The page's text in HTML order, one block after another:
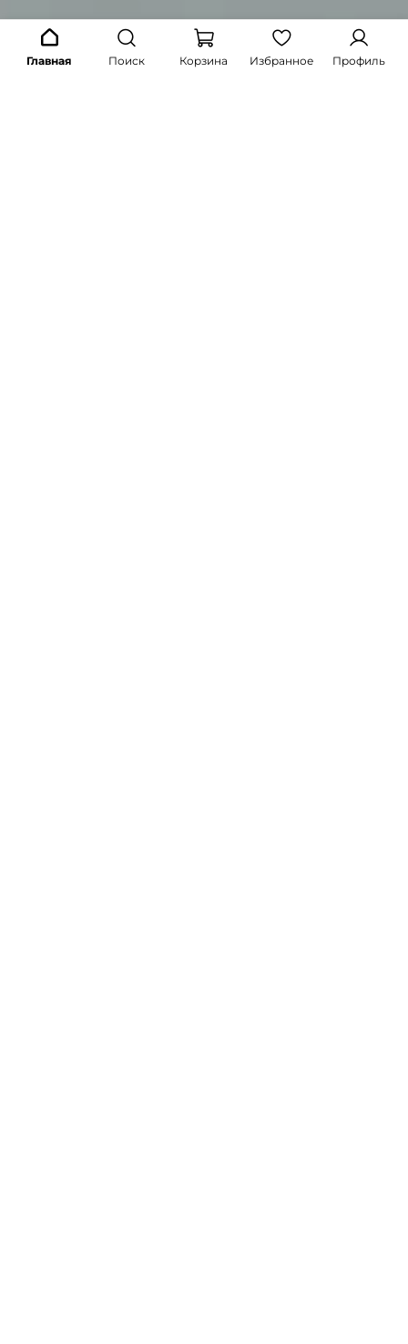
Главная Поиск Корзина Избранное Профиль